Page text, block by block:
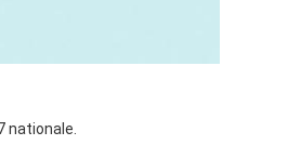
nationale.